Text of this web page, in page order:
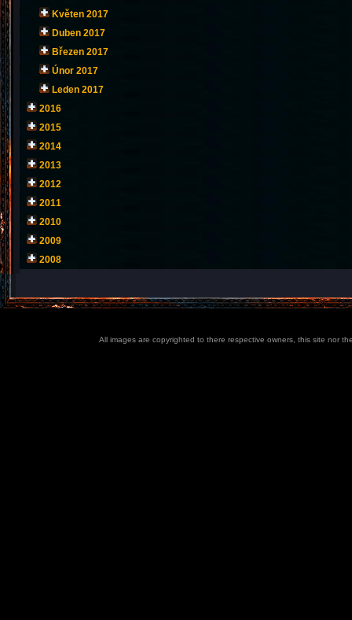
Květen 2017
Duben 2017
Březen 2017
Únor 2017
Leden 2017
2016
2015
2014
2013
2012
2011
2010
2009
2008
All images are copyrighted to there respective owners, this site nor